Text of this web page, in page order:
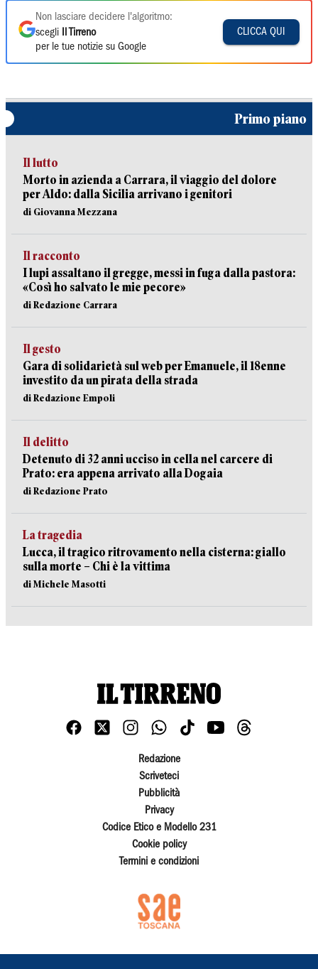
Non lasciare decidere l'algoritmo:
scegli
Il Tirreno
per le tue notizie su Google
CLICCA QUI
Primo piano
Il lutto
Morto in azienda a Carrara, il viaggio del dolore
per Aldo: dalla Sicilia arrivano i genitori
di Giovanna Mezzana
Il racconto
I lupi assaltano il gregge, messi in fuga dalla pastora:
«Così ho salvato le mie pecore»
di Redazione Carrara
Il gesto
Gara di solidarietà sul web per Emanuele, il 18enne
investito da un pirata della strada
di Redazione Empoli
Il delitto
Detenuto di 32 anni ucciso in cella nel carcere di
Prato: era appena arrivato alla Dogaia
di Redazione Prato
La tragedia
Lucca, il tragico ritrovamento nella cisterna: giallo
sulla morte – Chi è la vittima
di Michele Masotti
Redazione
Scriveteci
Pubblicità
Privacy
Codice Etico e Modello 231
Cookie policy
Termini e condizioni